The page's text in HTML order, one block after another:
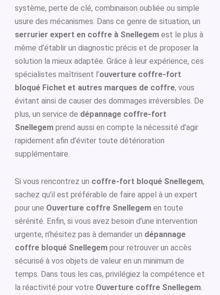
système, perte de clé, combinaison oubliée ou simple
usure des mécanismes. Dans ce genre de situation, un
serrurier expert en coffre à Snellegem est le plus à
même d’établir un diagnostic précis et de proposer la
solution la mieux adaptée. Grâce à leur expérience, ces
spécialistes maîtrisent l’ouverture coffre-fort
bloqué Fichet et autres marques de coffre, vous
évitant ainsi de causer des dommages irréversibles. De
plus, un service de dépannage coffre-fort
Snellegem prend aussi en compte la nécessité d’agir
rapidement afin d’éviter toute détérioration
supplémentaire.
Si vous rencontrez un coffre-fort bloqué Snellegem,
sachez qu’il est préférable de faire appel à un expert
pour une Ouverture coffre Snellegem en toute
sérénité. Enfin, si vous avez besoin d’une intervention
urgente, n’hésitez pas à demander un dépannage
coffre bloqué Snellegem pour retrouver un accès
sécurisé à vos objets de valeur en un minimum de
temps. Dans tous les cas, privilégiez la compétence et
la réactivité pour votre Ouverture coffre Snellegem.